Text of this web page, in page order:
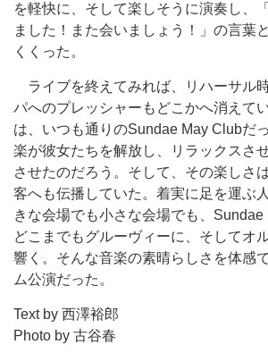
を軽快に、そして楽しそうに演奏し、
ました！また会いましょう！」の言葉
くくった。
ライブを終えてみれば、リハーサル
パへのプレッシャーもどこかへ消えて
は、いつも通りのSundae May Clubだ
楽が彼女たちを解放し、リラックスさ
させたのだろう。そして、その楽しさ
客へも伝播していた。着実に足を運ぶ
きな会場でも小さな会場でも、
どこまでもグルーヴィーに、そしてオ
響く。そんな音楽の素晴らしさを体感
ム公演だった。
Text by 西澤裕郎
Photo by 古谷春